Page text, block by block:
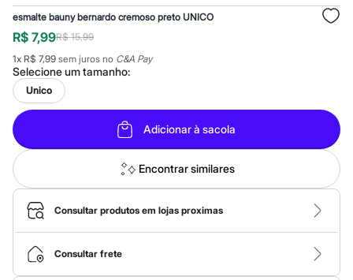
A partir de 60% off
Feminino
Em alta
Inverno
Alfaiataria
Novidades
Roupas
Blusas e Camisetas
Básicos
Calças
Casacos e Jaquetas
Jeans
Macacões
Saias
Shorts e Bermudas
Acessórios
Bolsas
Bonés e Chapéus
esmalte bauny bernardo cremoso preto UNICO
R$ 7,99R$ 15,99
1x R$ 7,99 sem juros no C&A Pay
Selecione umtamanho:
Unico
Adicionar à sacola
Encontrar similares
Consultar produtos em lojas proximas
Consultar frete